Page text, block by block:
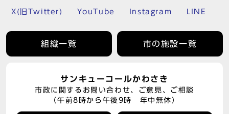
X(旧Twitter) YouTube Instagram LINE
組織一覧 市の施設一覧
サンキューコールかわさき
市政に関するお問い合わせ、ご意見、ご相談
（午前8時から午後9時 年中無休）